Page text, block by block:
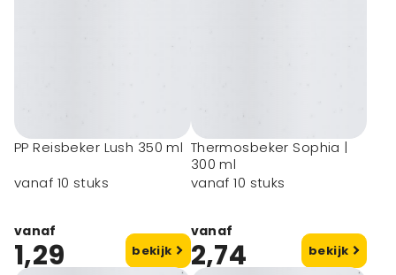
PP Reisbeker Lush 350 ml
vanaf 10 stuks
vanaf
1,29 bekijk
Thermosbeker Sophia |
300 ml
vanaf 10 stuks
vanaf
2,74 bekijk